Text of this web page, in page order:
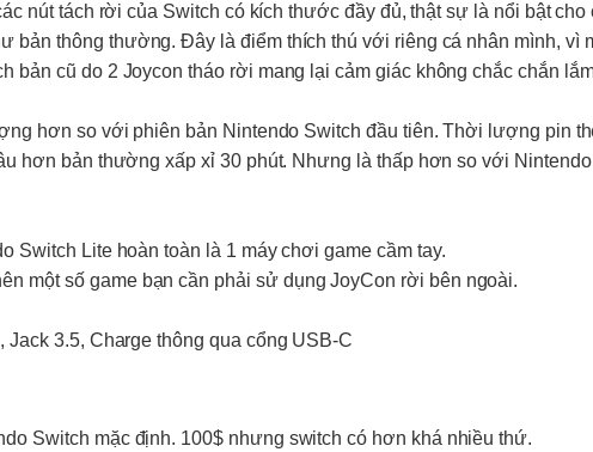
nút tách rời của Switch có kích thước đầy đủ, thật sự là nổi bật cho
bản thông thường. Đây là điểm thích thú với riêng cá nhân mình, vì
bản cũ do 2 Joycon tháo rời mang lại cảm giác không chắc chắn
hơn so với phiên bản Nintendo Switch đầu tiên. Thời lượng pin
hơn bản thường xấp xỉ 30 phút. Nhưng là thấp hơn so với
Switch Litehoàn toàn là 1 máy chơi game cầm tay.
một số game bạn cần phải sử dụng JoyCon rời bên ngoài.
3.5, Charge thông qua cổng USB-C
Switch mặc định. 100$ nhưng switch có hơn khá nhiều thứ.